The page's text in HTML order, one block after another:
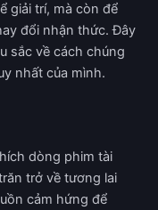
giải trí, mà còn để
đổi nhận thức. Đây
sắc về cách chúng
nhất của mình.
dòng phim tài
trở về tương lai
cảm hứng để